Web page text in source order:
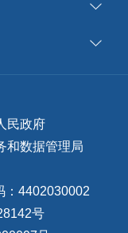
民政府
和数据管理局
：4402030002
号